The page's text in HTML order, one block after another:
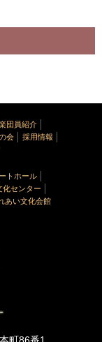
団員紹介
会
採用情報
トホール
化センター
あい文化会館
町86番1